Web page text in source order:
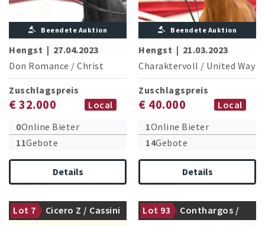
Beendete Auktion
Hengst | 27.04.2023
Don Romance / Christ
Zuschlagspreis
€ 32.000
Local
0Online Bieter
11Gebote
Details
Beendete Auktion
Hengst | 21.03.2023
Charaktervoll / United Way
Zuschlagspreis
€ 40.000
Local
1Online Bieter
14Gebote
Details
Lot 7
Cicero Z / Cassini
II
gekört Lot 93
Conthargos /
Zirocco Blue
gekört